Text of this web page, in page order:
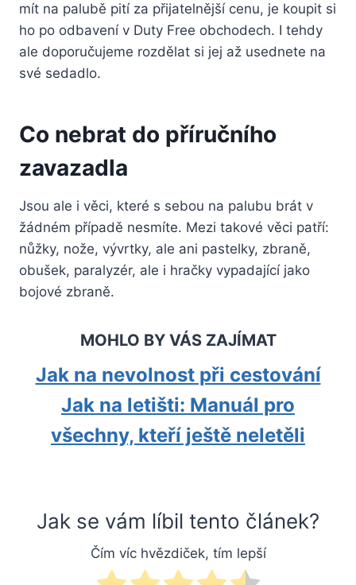
mít na palubě pití za přijatelnější cenu, je koupit si
ho po odbavení v Duty Free obchodech. I tehdy
ale doporučujeme rozdělat si jej až usednete na
své sedadlo.
Co nebrat do příručního
zavazadla
Jsou ale i věci, které s sebou na palubu brát v
žádném případě nesmíte. Mezi takové věci patří:
nůžky, nože, vývrtky, ale ani pastelky, zbraně,
obušek, paralyzér, ale i hračky vypadající jako
bojové zbraně.
MOHLO BY VÁS ZAJÍMAT
Jak na nevolnost při cestování
Jak na letišti: Manuál pro
všechny, kteří ještě neletěli
Jak se vám líbil tento článek?
Čím víc hvězdiček, tím lepší